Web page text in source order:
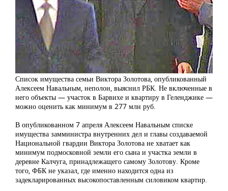
Список имущества семьи Виктора Золотова, опубликованный
Алексеем Навальным, неполон, выяснил РБК. Не включенные в
него объекты — участок в Барвихе и квартиру в Геленджике —
можно оценить как минимум в 277 млн руб.
В опубликованном 7 апреля Алексеем Навальным списке
имущества замминистра внутренних дел и главы создаваемой
Национальной гвардии Виктора Золотова не хватает как
минимум подмосковной земли его сына и участка земли в
деревне Калчуга, принадлежащего самому Золотову. Кроме
того, ФБК не указал, где именно находится одна из
задекларированных высокопоставленным силовиком квартир.